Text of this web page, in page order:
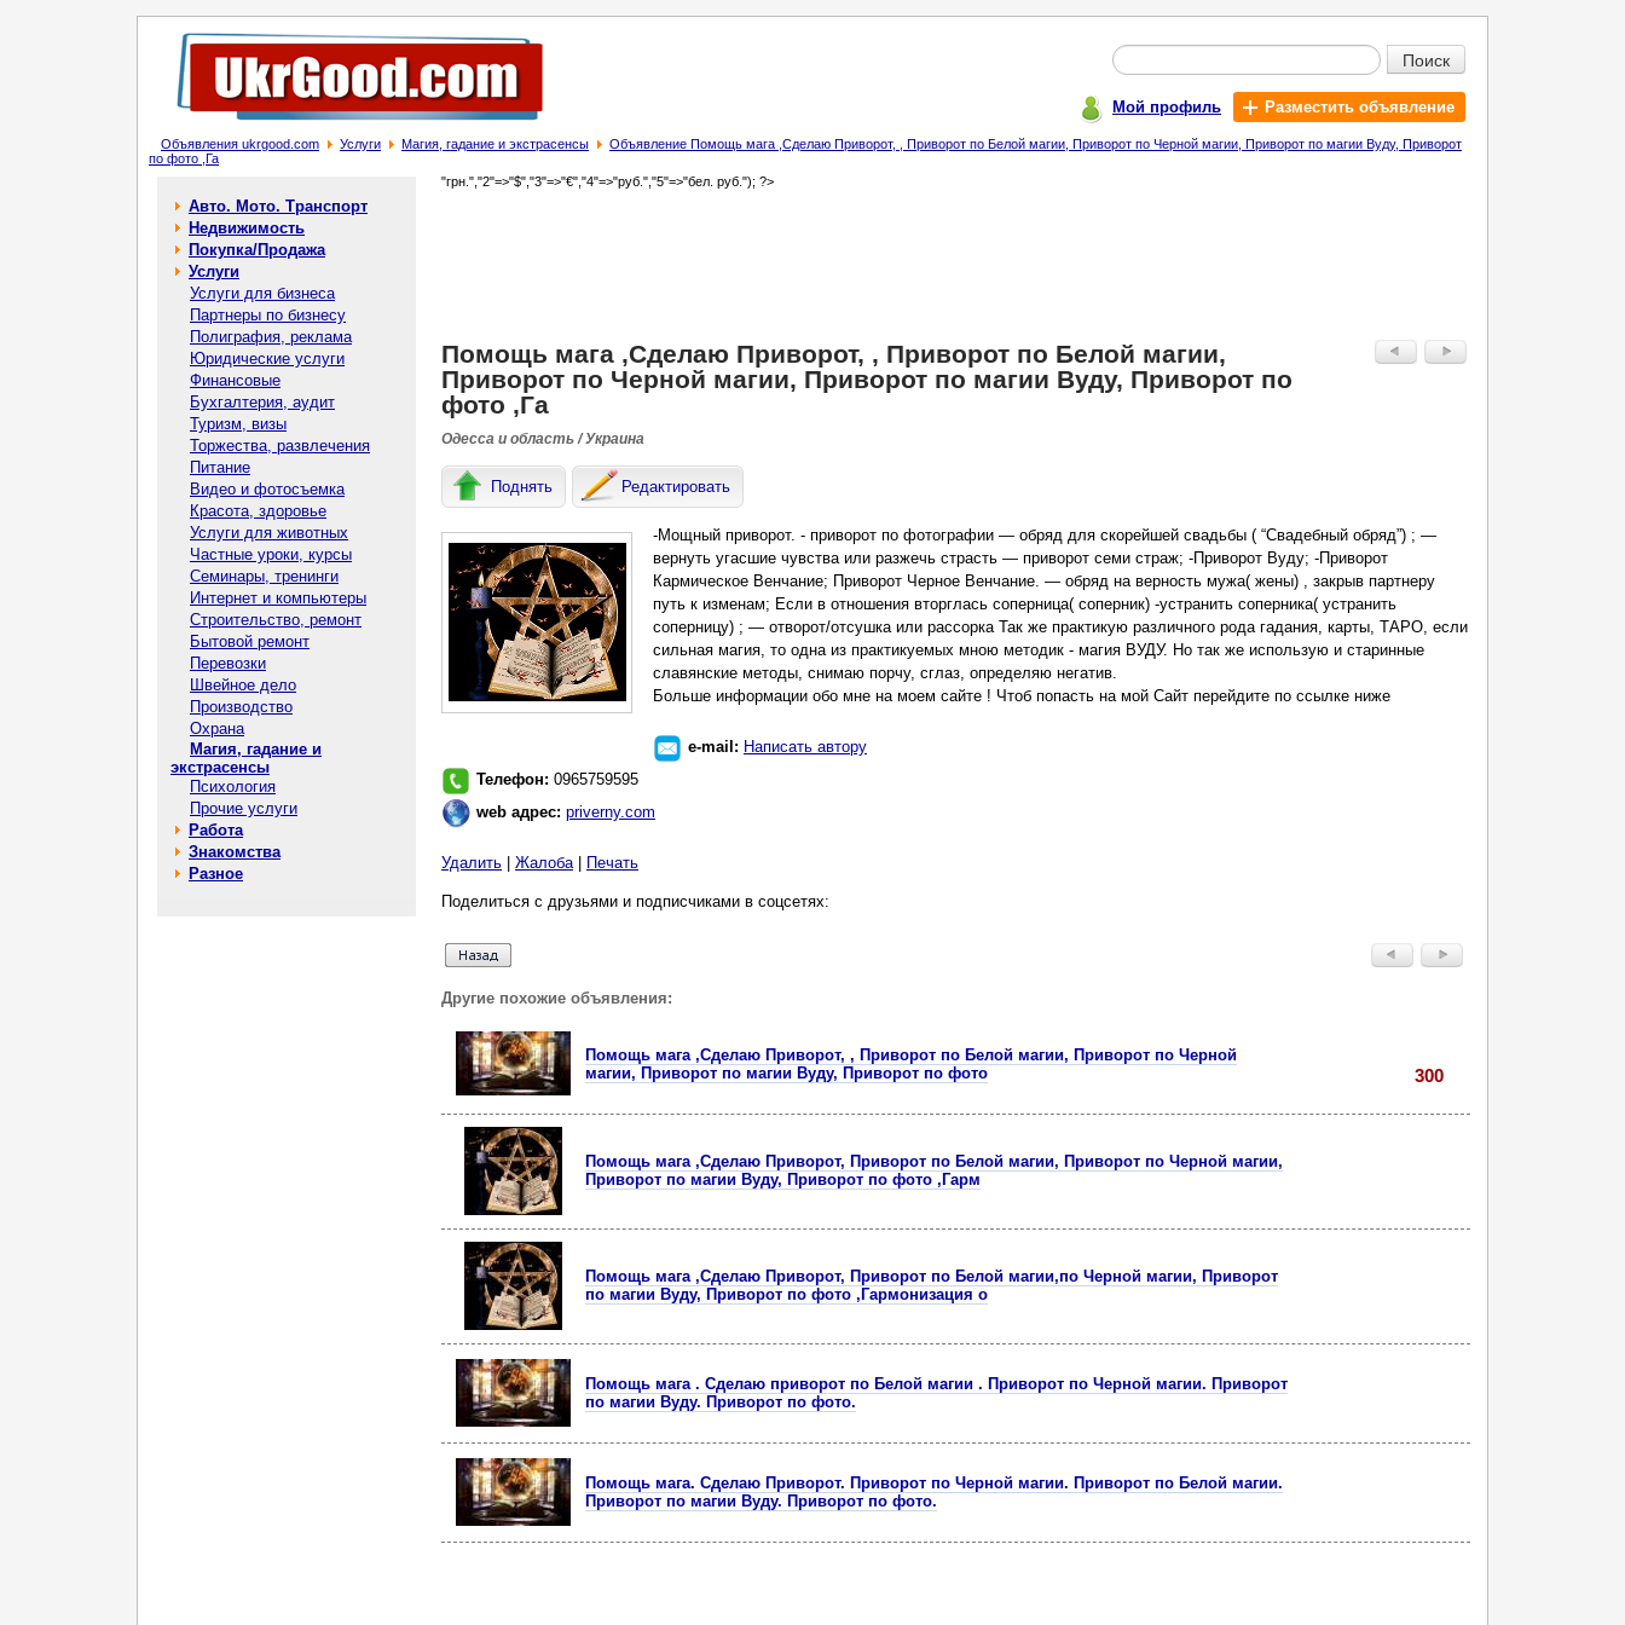
Поиск
Мой профиль Разместить объявление
Объявления ukrgood.com Услуги Магия, гадание и экстрасенсы
Объявление Помощь мага ,Сделаю Приворот, , Приворот по Белой магии, Приворот по Черной магии, Приворот по магии Вуду, Приворот
по фото ,Га
Авто. Мото. Транспорт
Недвижимость
Покупка/Продажа
Услуги
Услуги для бизнеса
Партнеры по бизнесу
Полиграфия, реклама
Юридические услуги
Финансовые
Бухгалтерия, аудит
Туризм, визы
Торжества, развлечения
Питание
Видео и фотосъемка
Красота, здоровье
Услуги для животных
Частные уроки, курсы
Семинары, тренинги
Интернет и компьютеры
Строительство, ремонт
Бытовой ремонт
Перевозки
Швейное дело
Производство
Охрана
Магия, гадание и
экстрасенсы
Психология
Прочие услуги
Работа
Знакомства
Разное
"грн.","2"=>"$","3"=>"€","4"=>"руб.","5"=>"бел. руб."); ?>
Помощь мага ,Сделаю Приворот, , Приворот по Белой магии,
Приворот по Черной магии, Приворот по магии Вуду, Приворот по
фото ,Га
Одесса и область / Украина
Поднять Редактировать
-Мощный приворот. - приворот по фотографии — обряд для скорейшей свадьбы ( “Свадебный обряд”) ; —
вернуть угасшие чувства или разжечь страсть — приворот семи страж; -Приворот Вуду; -Приворот
Кармическое Венчание; Приворот Черное Венчание. — обряд на верность мужа( жены) , закрыв партнеру
путь к изменам; Если в отношения вторглась соперница( соперник) -устранить соперника( устранить
соперницу) ; — отворот/отсушка или рассорка Так же практикую различного рода гадания, карты, ТАРО, если
сильная магия, то одна из практикуемых мною методик - магия ВУДУ. Но так же использую и старинные
славянские методы, снимаю порчу, сглаз, определяю негатив.
Больше информации обо мне на моем сайте ! Чтоб попасть на мой Сайт перейдите по ссылке ниже
e-mail: Написать автору
Телефон: 0965759595
web адрес: priverny.com
Удалить Жалоба| Печать
Поделиться с друзьями и подписчиками в соцсетях:
Другие похожие объявления:
Помощь мага ,Сделаю Приворот, , Приворот по Белой магии, Приворот по Черной
магии, Приворот по магии Вуду, Приворот по фото
300
Помощь мага ,Сделаю Приворот, Приворот по Белой магии, Приворот по Черной магии,
Приворот по магии Вуду, Приворот по фото ,Гарм
Помощь мага ,Сделаю Приворот, Приворот по Белой магии,по Черной магии, Приворот
по магии Вуду, Приворот по фото ,Гармонизация о
Помощь мага . Сделаю приворот по Белой магии . Приворот по Черной магии. Приворот
по магии Вуду. Приворот по фото.
Помощь магa. Сделаю Приворот. Приворот по Черной магии. Приворот по Белой магии.
Приворот по магии Вуду. Приворот по фото.